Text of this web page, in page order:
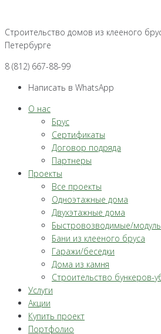
контенту
Строительство домов из клееного
Петербурге
8 (812) 667-88-99
Написать в WhatsApp
О нас
Брус
Сертификаты
Договор подряда
Партнеры
Проекты
Все проекты
Одноэтажные дома
Двухэтажные дома
Быстровозводимые/
Бани из клееного бруса
Гаражи/беседки
Дома из камня
Строительство бункеров-
Услуги
Акции
Купить проект
Портфолио